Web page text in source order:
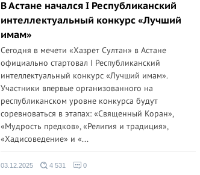
В Астане начался I Республиканский
интеллектуальный конкурс «Лучший
имам»
Сегодня в мечети «Хазрет Султан» в Астане
официально стартовал I Республиканский
интеллектуальный конкурс «Лучший имам».
Участники впервые организованного на
республиканском уровне конкурса будут
соревноваться в этапах: «Священный Коран»,
«Мудрость предков», «Религия и традиция»,
«Хадисоведение» и «...
03.12.2025 4 531 0